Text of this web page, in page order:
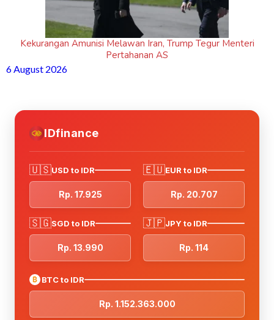
Kekurangan Amunisi Melawan Iran, Trump Tegur Menteri
Pertahanan AS
6 August 2026
IDfinance
🇺🇸USD to IDR
Rp. 17.925
🇪🇺EUR to IDR
Rp. 20.707
🇸🇬SGD to IDR
Rp. 13.990
🇯🇵JPY to IDR
Rp. 114
₿ BTC to IDR
Rp. 1.152.363.000